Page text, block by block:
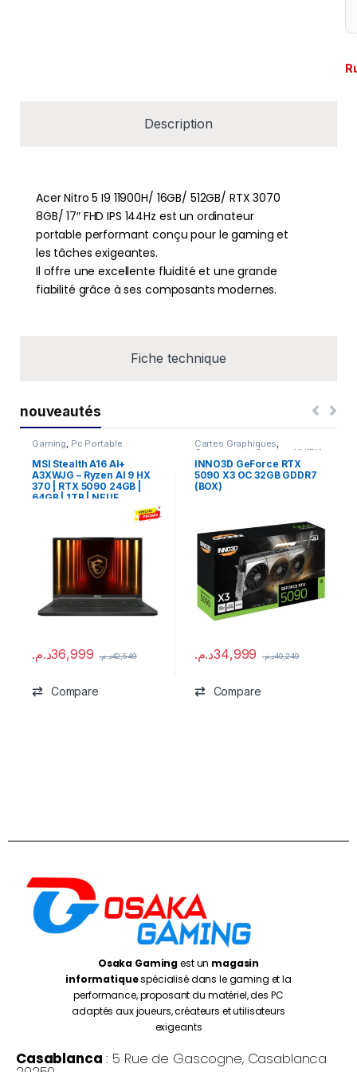
Description
Fiche technique
Acer Nitro 5 I9 11900H/ 16GB/ 512GB/ RTX 3070
8GB/ 17″ FHD IPS 144Hz est un ordinateur
portable performant conçu pour le gaming et
les tâches exigeantes.
Il offre une excellente fluidité et une grande
fiabilité grâce à ses composants modernes.
nouveautés
Gaming, Pc Portable
MSI Stealth A16 AI+
A3XWJG – Ryzen AI 9 HX
370 | RTX 5090 24GB |
64GB | 1TB | NEUF
36,999د.م. 42,549د.م.
Compare
Cartes Graphiques,
Composants Gaming NVIDIA
INNO3D GeForce RTX
5090 X3 OC 32GB GDDR7
(BOX)
34,999د.م. 40,249د.م.
Compare
Osaka Gamingest un magasin
informatiquespécialisé dans le gaming et la
performance, proposant du matériel, des PC
adaptés aux joueurs, créateurs et utilisateurs
exigeants
Casablanca : 5 Rue de Gascogne, Casablanca